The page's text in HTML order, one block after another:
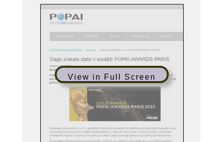
View in Full Screen